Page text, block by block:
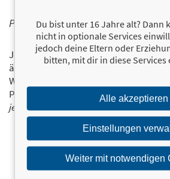
PERSONALISIERTE
Ja, ich will über interessante
ähnliche Produkte informiert werden.
Wir halten Sie per E-Mail auf dem
Programm der Münchner
jetzt ein!
Du bist unter 16 Jahre alt? Dann
nicht in optionale Services
jedoch deine Eltern oder
bitten, mit dir in diese
Alle akzeptieren
Einstellungen
Weiter mit notwendigen